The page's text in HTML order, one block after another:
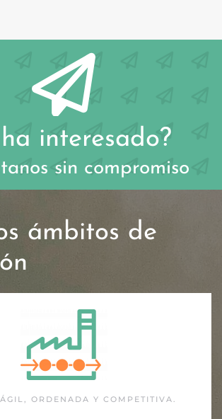
ha interesado?
sin compromiso
ámbitos de
ORDENADA Y COMPETITIVA.